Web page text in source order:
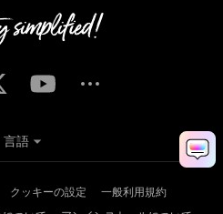
クッキーの設定
一般利用規約
言語